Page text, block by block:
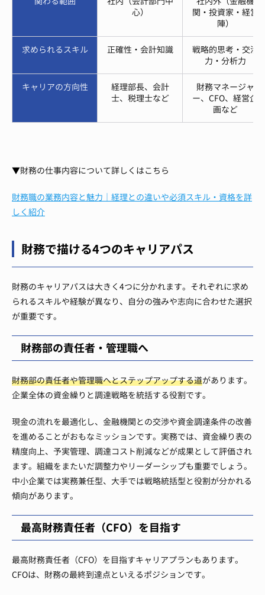
心）
関・投資家・経営
陣）
求められるスキル 正確性・会計知識
戦略的思考・交渉
力・分析力
キャリアの方向性
経理部長、会計
士、税理士など
財務マネージャ
ー、CFO、経営企
画など
▼財務の仕事内容について詳しくはこちら
財務職の業務内容と魅力｜経理との違いや必須スキル・資格を詳
しく紹介
財務で描ける4つのキャリアパス
財務のキャリアパスは大きく4つに分かれます。それぞれに求め
られるスキルや経験が異なり、自分の強みや志向に合わせた選択
が重要です。
財務部の責任者・管理職へ
財務部の責任者や管理職へとステップアップする道があります。
企業全体の資金繰りと調達戦略を統括する役割です。
現金の流れを最適化し、金融機関との交渉や資金調達条件の改善
を進めることがおもなミッションです。実務では、資金繰り表の
精度向上、予実管理、調達コスト削減などが成果として評価され
ます。組織をまたいだ調整力やリーダーシップも重要でしょう。
中小企業では実務兼任型、大手では戦略統括型と役割が分かれる
傾向があります。
最高財務責任者（CFO）を目指す
最高財務責任者（CFO）を目指すキャリアプランもあります。
CFOは、財務の最終到達点といえるポジションです。